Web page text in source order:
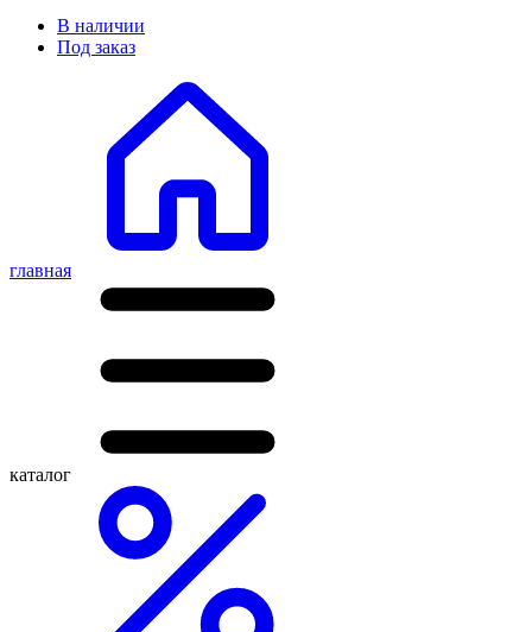
В наличии
Под заказ
главная
каталог